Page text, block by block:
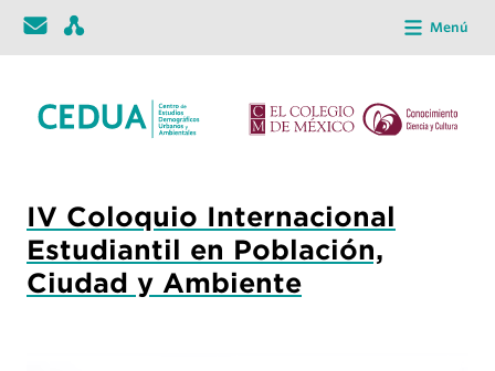
Menú
IV Coloquio Internacional
Estudiantil en Población,
Ciudad y Ambiente